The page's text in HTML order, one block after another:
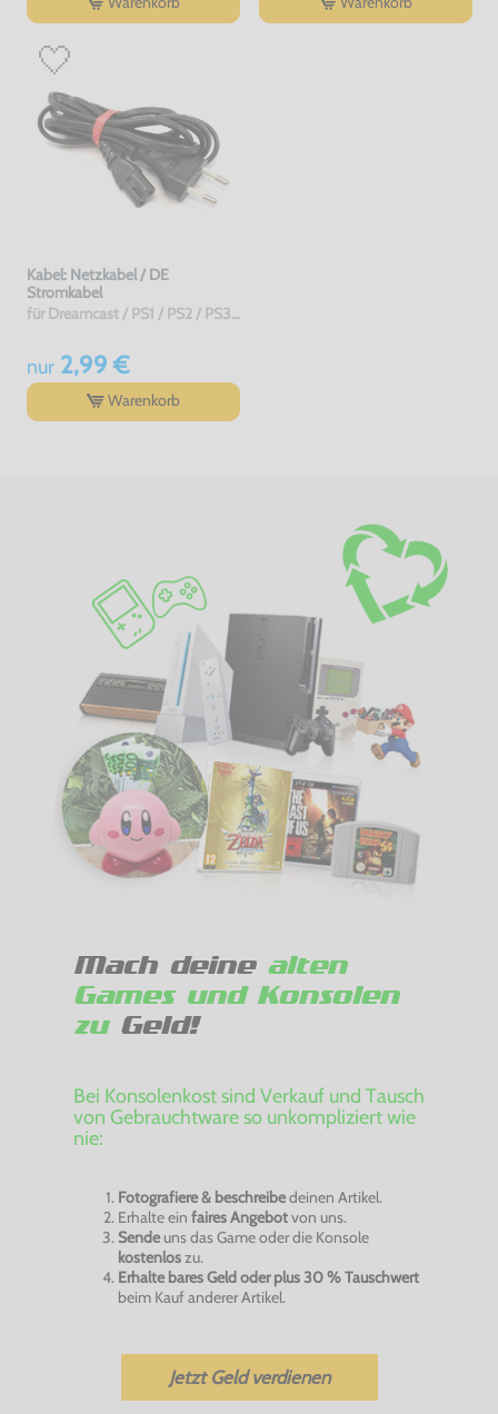
Kabel: Netzkabel / DE
Stromkabel
für Dreamcast / PS1 / PS2 / PS3 / PS4 / Saturn / Xbox / 3DO, gebraucht
nur2,99 €
Warenkorb
Mach deine alten
Games und Konsolen
zuGeld!
Bei Konsolenkost sind Verkauf und Tausch
von Gebrauchtware so unkompliziert wie
nie:
Fotografiere & beschreibedeinen Artikel.
Erhalte ein faires Angebotvon uns.
Sendeuns das Game oder die Konsole
kostenloszu.
Erhalte bares Geld oder plus 30 % Tauschwert
beim Kauf anderer Artikel.
Jetzt Geld verdienen